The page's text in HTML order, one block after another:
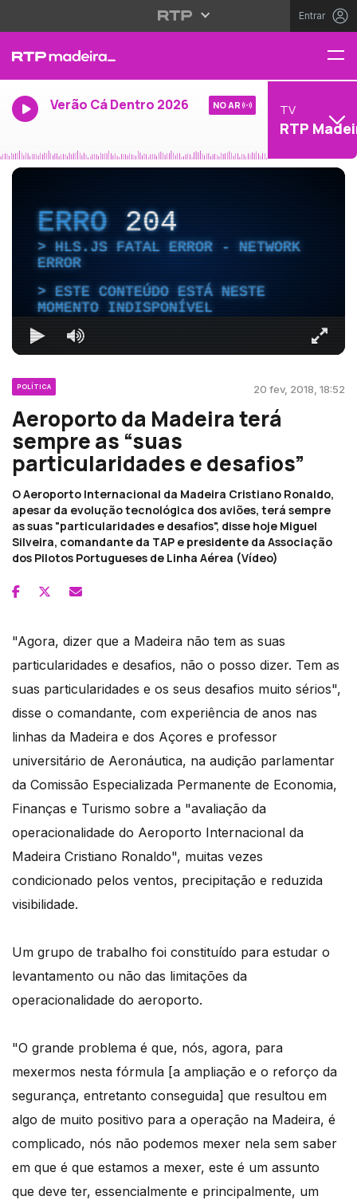
Entrar
Verão Cá Dentro 2026 NO AR TV
RTP
ERRO204
HLS.JS FATAL ERROR - NETWORK
ERROR
ESTE CONTEÚDO ESTÁ NESTE
MOMENTO INDISPONÍVEL
POLÍTICA 20 fev, 2018, 18:52
Aeroporto da Madeira terá
sempre as “suas
particularidades e desafios”
O Aeroporto Internacional da Madeira Cristiano Ronaldo,
apesar da evolução tecnológica dos aviões, terá sempre
as suas "particularidades e desafios", disse hoje Miguel
Silveira, comandante da TAP e presidente da Associação
dos Pilotos Portugueses de Linha Aérea (Vídeo)
"Agora, dizer que a Madeira não tem as suas
particularidades e desafios, não o posso dizer. Tem as
suas particularidades e os seus desafios muito sérios",
disse o comandante, com experiência de anos nas
linhas da Madeira e dos Açores e professor
universitário de Aeronáutica, na audição parlamentar
da Comissão Especializada Permanente de Economia,
Finanças e Turismo sobre a "avaliação da
operacionalidade do Aeroporto Internacional da
Madeira Cristiano Ronaldo", muitas vezes
condicionado pelos ventos, precipitação e reduzida
visibilidade.
Um grupo de trabalho foi constituído para estudar o
levantamento ou não das limitações da
operacionalidade do aeroporto.
"O grande problema é que, nós, agora, para
mexermos nesta fórmula [a ampliação e o reforço da
segurança, entretanto conseguida] que resultou em
algo de muito positivo para a operação na Madeira, é
complicado, nós não podemos mexer nela sem saber
em que é que estamos a mexer, este é um assunto
que deve ter, essencialmente e principalmente, um